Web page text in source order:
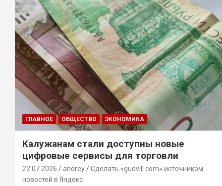
ГЛАВНОЕ ОБЩЕСТВО ЭКОНОМИКА
Калужанам стали доступны новые
цифровые сервисы для торговли
22.07.2026 andrey
Сделать «gudvill.com» источником
новостей в Яндекс